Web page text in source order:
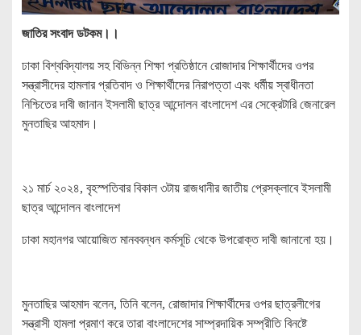
জাতির সংবাদ ডটকম।।
ঢাকা বিশ্ববিদ্যালয় সহ বিভিন্ন শিক্ষা প্রতিষ্ঠানে রোজাদার শিক্ষার্থীদের ওপর
সন্ত্রাসীদের হামলার প্রতিবাদ ও শিক্ষার্থীদের নিরাপত্তা এবং ধর্মীয় স্বাধীনতা
নিশ্চিতের দাবী জানান ইসলামী ছাত্র আন্দোলন বাংলাদেশ এর সেক্রেটারি জেনারেল
মুনতাছির আহমাদ।
২১ মার্চ ২০২৪, বৃহস্পতিবার বিকাল ৩টায় রাজধানীর জাতীয় প্রেসক্লাবে ইসলামী
ছাত্র আন্দোলন বাংলাদেশ
ঢাকা মহানগর আয়োজিত মানববন্ধন কর্মসূচি থেকে উপরোক্ত দাবী জানানো হয়।
মুনতাছির আহমাদ বলেন, তিনি বলেন, রোজাদার শিক্ষার্থীদের ওপর ছাত্রলীগের
সন্ত্রাসী হামলা প্রমাণ করে তারা বাংলাদেশের সাম্প্রদায়িক সম্প্রীতি বিনষ্টে